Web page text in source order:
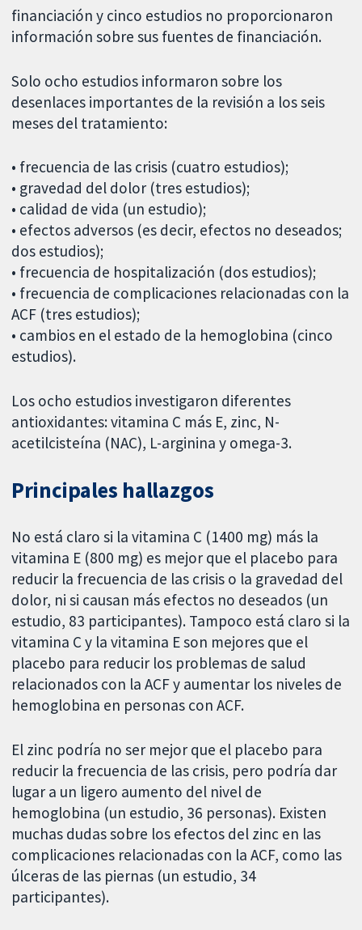
financiación y cinco estudios no proporcionaron
información sobre sus fuentes de financiación.
Solo ocho estudios informaron sobre los
desenlaces importantes de la revisión a los seis
meses del tratamiento:
• frecuencia de las crisis (cuatro estudios);
• gravedad del dolor (tres estudios);
• calidad de vida (un estudio);
• efectos adversos (es decir, efectos no deseados;
dos estudios);
• frecuencia de hospitalización (dos estudios);
• frecuencia de complicaciones relacionadas con la
ACF (tres estudios);
• cambios en el estado de la hemoglobina (cinco
estudios).
Los ocho estudios investigaron diferentes
antioxidantes: vitamina C más E, zinc, N-
acetilcisteína (NAC), L-arginina y omega-3.
Principales hallazgos
No está claro si la vitamina C (1400 mg) más la
vitamina E (800 mg) es mejor que el placebo para
reducir la frecuencia de las crisis o la gravedad del
dolor, ni si causan más efectos no deseados (un
estudio, 83 participantes). Tampoco está claro si la
vitamina C y la vitamina E son mejores que el
placebo para reducir los problemas de salud
relacionados con la ACF y aumentar los niveles de
hemoglobina en personas con ACF.
El zinc podría no ser mejor que el placebo para
reducir la frecuencia de las crisis, pero podría dar
lugar a un ligero aumento del nivel de
hemoglobina (un estudio, 36 personas). Existen
muchas dudas sobre los efectos del zinc en las
complicaciones relacionadas con la ACF, como las
úlceras de las piernas (un estudio, 34
participantes).